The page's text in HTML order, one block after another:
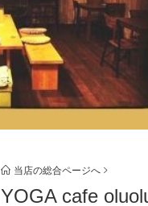
当店の総合ページへ
YOGA cafe